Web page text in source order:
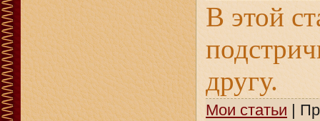
В этой
другу.
Мои статьи |